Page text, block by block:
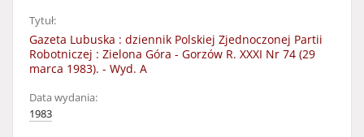
Tytuł:
Gazeta Lubuska : dziennik Polskiej Zjednoczonej Partii
Robotniczej : Zielona Góra - Gorzów R. XXXI Nr 74 (29
marca 1983). - Wyd. A
Data wydania:
1983